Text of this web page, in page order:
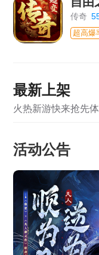
传奇
超高爆
最新上架
火热新游快来抢先
活动公告